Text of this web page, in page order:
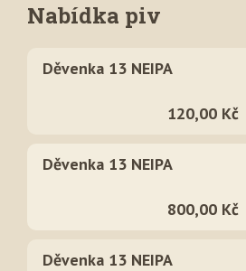
Nabídka piv
Děvenka 13 NEIPA
120,00 Kč
Děvenka 13 NEIPA
800,00 Kč
Děvenka 13 NEIPA